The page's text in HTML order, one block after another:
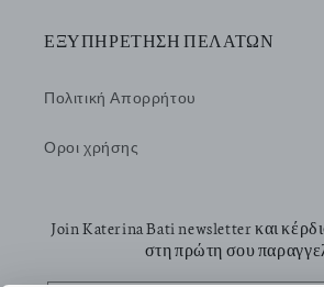
ΕΞΥΠΗΡΕΤΗΣΗ ΠΕΛΑΤΩΝ
Πολιτική Απορρήτου
Οροι χρήσης
Join Katerina Bati newsletter και
στη πρώτη σου